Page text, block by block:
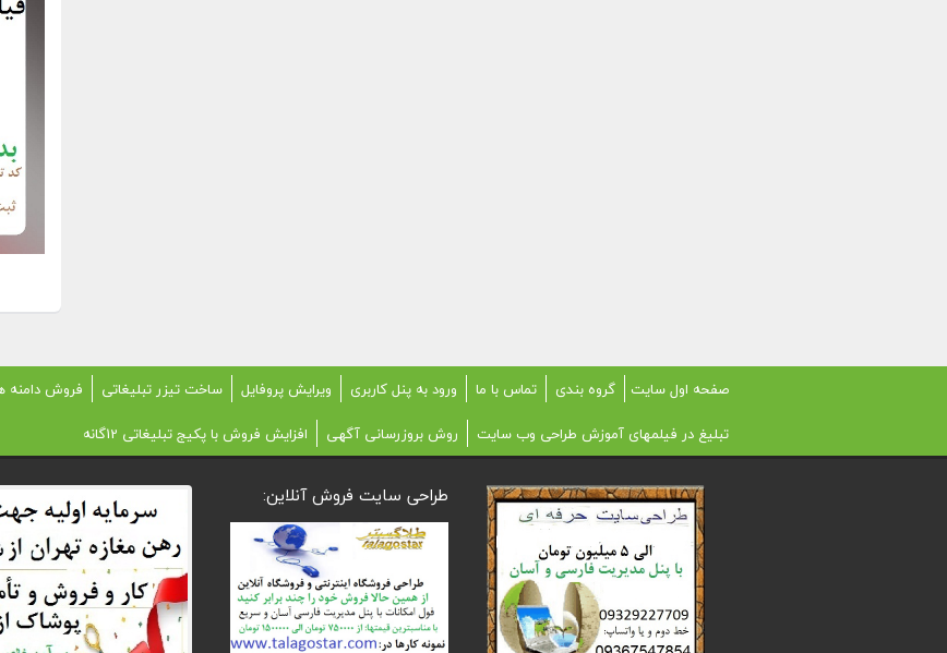
صفحه اول سایت گروه بندی تماس با ما ورود به پنل کاربری ویرایش پروفایل ساخت تیزر تبلیغاتی فروش دامنه
تبلیغ در فیلمهای آموزش طراحی وب سایت
روش بروزرسانی آگهی افزایش فروش با پکیج تبلیغاتی 12گانه
طراحی سایت فروش آنلاین: